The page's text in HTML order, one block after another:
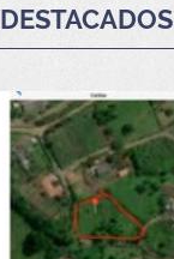
DESTACADOS